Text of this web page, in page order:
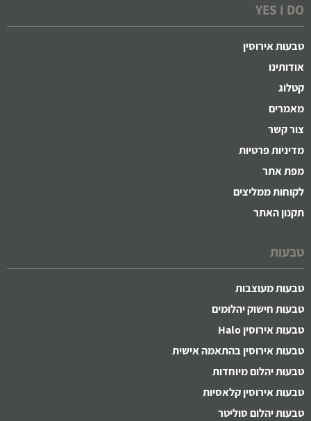
YES I DO
טבעות אירוסין
אודותינו
קטלוג
מאמרים
צור קשר
מדיניות פרטיות
מפת אתר
לקוחות ממליצים
תקנון האתר
טבעות
טבעות מעוצבות
טבעות חישוק יהלומים
טבעות אירוסין Halo
טבעות אירוסין בהתאמה אישית
טבעות יהלום מיוחדות
טבעות אירוסין קלאסיות
טבעות יהלום סוליטר